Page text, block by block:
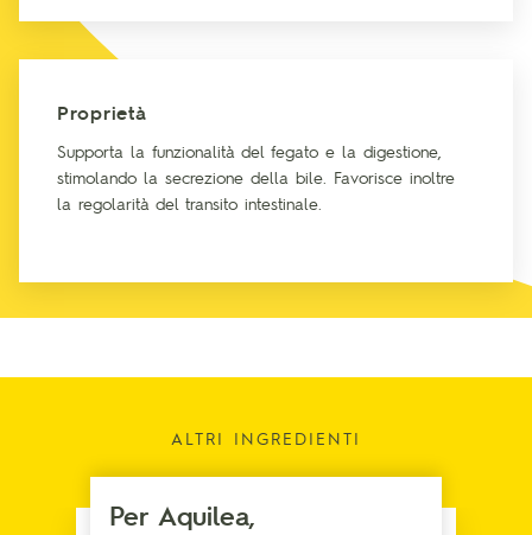
Proprietà
Supporta la funzionalità del fegato e la digestione,
stimolando la secrezione della bile. Favorisce inoltre
la regolarità del transito intestinale.
ALTRI INGREDIENTI
Per Aquilea,